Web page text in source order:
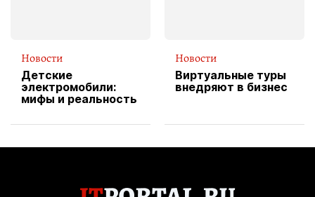
Новости
Детские
электромобили:
мифы и реальность
Новости
Виртуальные туры
внедряют в бизнес